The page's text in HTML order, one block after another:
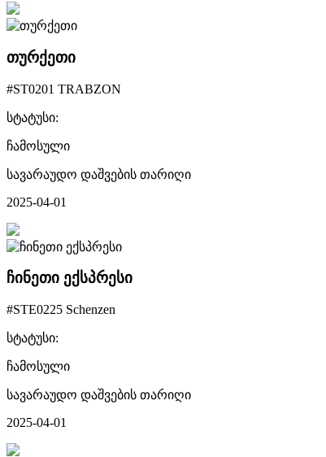
თურქეთი
#ST0201 TRABZON
სტატუსი:
ჩამოსული
სავარაუდო დაშვების თარიღი
2025-04-01
ჩინეთი ექსპრესი
#STE0225 Schenzen
სტატუსი:
ჩამოსული
სავარაუდო დაშვების თარიღი
2025-04-01